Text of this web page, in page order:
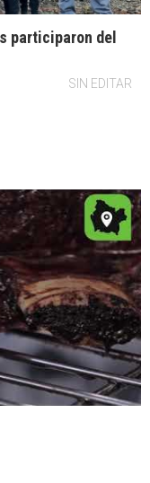
participaron del
SIN EDITAR